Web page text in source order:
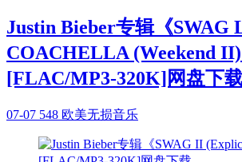
Justin Bieber专辑《SWAG
COACHELLA (Weekend
[FLAC/MP3-320K]网盘下
07-07 548 欧美无损音乐